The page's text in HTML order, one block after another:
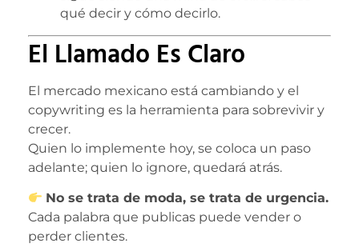
qué decir y cómo decirlo.
El Llamado Es Claro
El mercado mexicano está cambiando y el
copywriting es la herramienta para sobrevivir y
crecer.
Quien lo implemente hoy, se coloca un paso
adelante; quien lo ignore, quedará atrás.
No se trata de moda, se trata de urgencia.
Cada palabra que publicas puede vender o
perder clientes.